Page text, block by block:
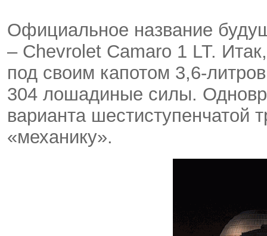
Официальное название
– Chevrolet Camaro 1 LT.
под своим капотом 3,6-
304 лошадиные силы.
варианта шестиступенчатой
«механику».